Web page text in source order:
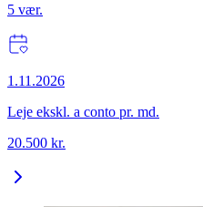
5 vær.
1.11.2026
Leje ekskl. a conto pr. md.
20.500 kr.